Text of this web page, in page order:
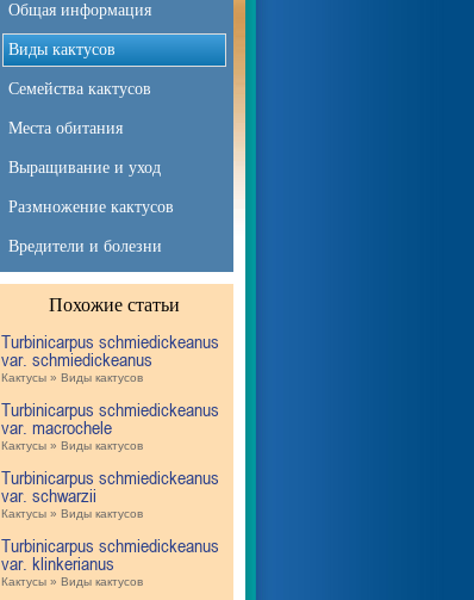
Общая информация
Виды кактусов
Семейства кактусов
Места обитания
Выращивание и уход
Размножение кактусов
Вредители и болезни
Похожие статьи
Turbinicarpus schmiedickeanus
var. schmiedickeanus
Кактусы » Виды кактусов
Turbinicarpus schmiedickeanus
var. macrochele
Кактусы » Виды кактусов
Turbinicarpus schmiedickeanus
var. schwarzii
Кактусы » Виды кактусов
Turbinicarpus schmiedickeanus
var. klinkerianus
Кактусы » Виды кактусов